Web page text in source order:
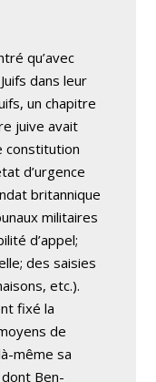
qu’avec
dans leur
un chapitre
juive avait
constitution
d’urgence
britannique
militaires
d’appel;
des saisies
etc.).
fixé la
de
même sa
Ben-